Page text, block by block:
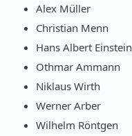
Alex Müller
Christian Menn
Hans Albert Einstein
Othmar Ammann
Niklaus Wirth
Werner Arber
Wilhelm Röntgen